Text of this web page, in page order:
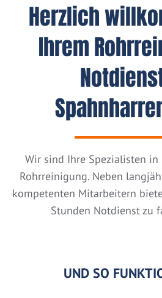
Herzlich
Ihrem
Wir sind Ihre Spezialisten in
Rohrreinigung. Neben
kompetenten Mitarbeitern
Stunden Notdienst zu
UND SO